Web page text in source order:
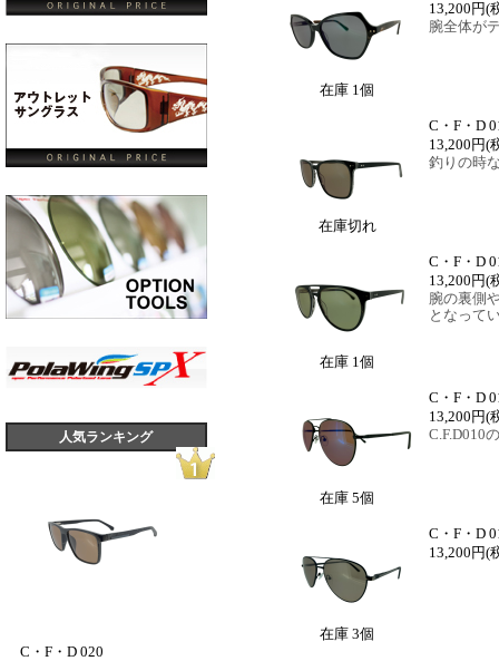
人気ランキング
C・F・D 020
在庫 1個
13,200円(
腕全体が
在庫切れ
C・F・D
13,200円(
釣りの時
在庫 1個
C・F・D
13,200円(
腕の裏側
となって
在庫 5個
C・F・D
13,200円(
C.F.D010
在庫 3個
C・F・D
13,200円(